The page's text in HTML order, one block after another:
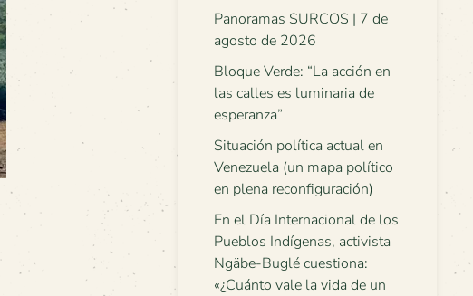
Panoramas SURCOS | 7 de
agosto de 2026
Bloque Verde: “La acción en
las calles es luminaria de
esperanza”
Situación política actual en
Venezuela (un mapa político
en plena reconfiguración)
En el Día Internacional de los
Pueblos Indígenas, activista
Ngäbe-Buglé cuestiona:
«¿Cuánto vale la vida de un